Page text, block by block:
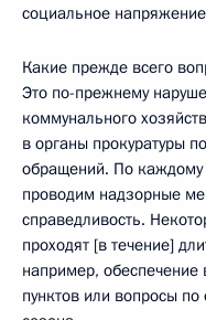
социальное
Какие прежде всего
Это по-прежнему
коммунального
в органы прокуратуры
обращений. По каждому
проводим надзорные
справедливость.
проходят [в течение]
например,
пунктов или вопросы